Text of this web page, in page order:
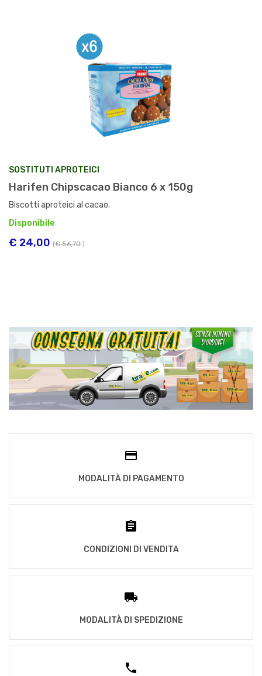
SOSTITUTI APROTEICI
Harifen Chipscacao Bianco 6 x 150g
Biscotti aproteici al cacao.
Disponibile
€ 24,00 (€ 56,70)
MODALITÀ DI PAGAMENTO
CONDIZIONI DI VENDITA
MODALITÀ DI SPEDIZIONE